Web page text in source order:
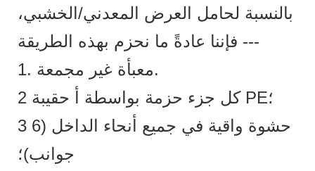
بالنسبة لحامل العرض المعدني/الخشبي،
فإننا عادةً ما نحزم بهذه الطريقة ---
1. معبأة غير مجمعة.
3 حشوة واقية في جميع أنحاء الداخل (6